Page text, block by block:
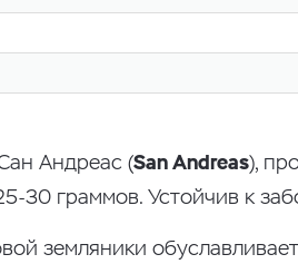
Андреас (San Andreas),
30 граммов. Устойчив к
земляники